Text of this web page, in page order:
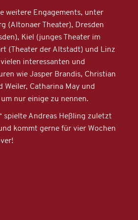
weitere Engagements, unter
(Altonaer Theater), Dresden
Kiel (junges Theater im
(Theater der Altstadt) und Linz
interessanten und
wie Jasper Brandis, Christian
Weiler, Catharina May und
nur einige zu nennen.
spielte Andreas Heßling zuletzt
kommt gerne für vier Wochen